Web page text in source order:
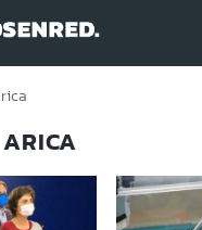
al contenido